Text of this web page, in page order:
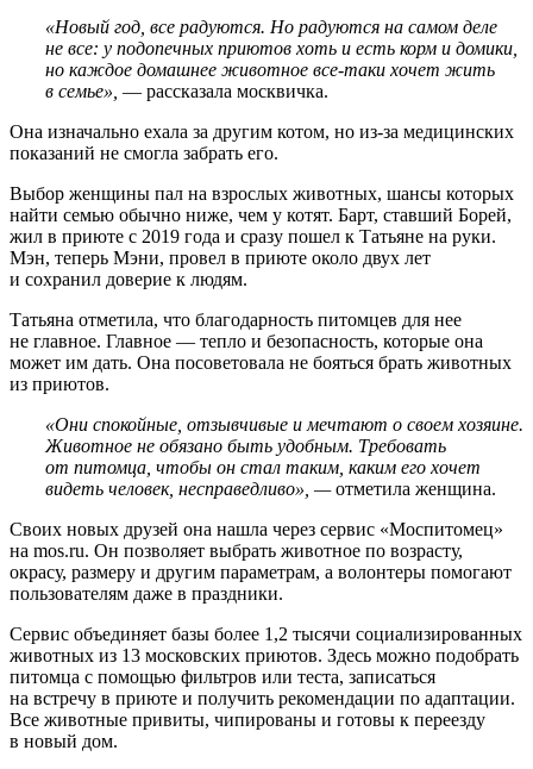
«Новый год, все радуются. Но радуются на самом деле
не все: у подопечных приютов хоть и есть корм и домики,
но каждое домашнее животное все-таки хочет жить
в семье», — рассказала москвичка.
Она изначально ехала за другим котом, но из-за медицинских
показаний не смогла забрать его.
Выбор женщины пал на взрослых животных, шансы которых
найти семью обычно ниже, чем у котят. Барт, ставший Борей,
жил в приюте с 2019 года и сразу пошел к Татьяне на руки.
Мэн, теперь Мэни, провел в приюте около двух лет
и сохранил доверие к людям.
Татьяна отметила, что благодарность питомцев для нее
не главное. Главное — тепло и безопасность, которые она
может им дать. Она посоветовала не бояться брать животных
из приютов.
«Они спокойные, отзывчивые и мечтают о своем хозяине.
Животное не обязано быть удобным. Требовать
от питомца, чтобы он стал таким, каким его хочет
видеть человек, несправедливо», —отметила женщина.
Своих новых друзей она нашла через сервис «Моспитомец»
на mos.ru. Он позволяет выбрать животное по возрасту,
окрасу, размеру и другим параметрам, а волонтеры помогают
пользователям даже в праздники.
Сервис объединяет базы более 1,2 тысячи социализированных
животных из 13 московских приютов. Здесь можно подобрать
питомца с помощью фильтров или теста, записаться
на встречу в приюте и получить рекомендации по адаптации.
Все животные привиты, чипированы и готовы к переезду
в новый дом.